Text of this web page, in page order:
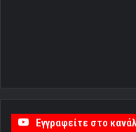
Εγγραφείτε στο